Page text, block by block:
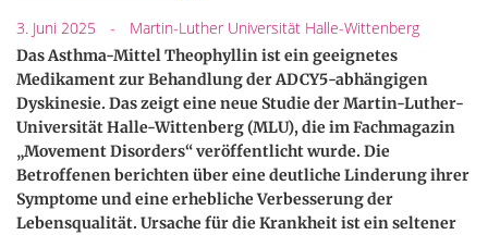
3. Juni 2025 - Martin-Luther Universität Halle-Wittenberg
Das Asthma-Mittel Theophyllin ist ein geeignetes
Medikament zur Behandlung der ADCY5-abhängigen
Dyskinesie. Das zeigt eine neue Studie der Martin-Luther-
Universität Halle-Wittenberg (MLU), die im Fachmagazin
„Movement Disorders“ veröffentlicht wurde. Die
Betroffenen berichten über eine deutliche Linderung ihrer
Symptome und eine erhebliche Verbesserung der
Lebensqualität. Ursache für die Krankheit ist ein seltener